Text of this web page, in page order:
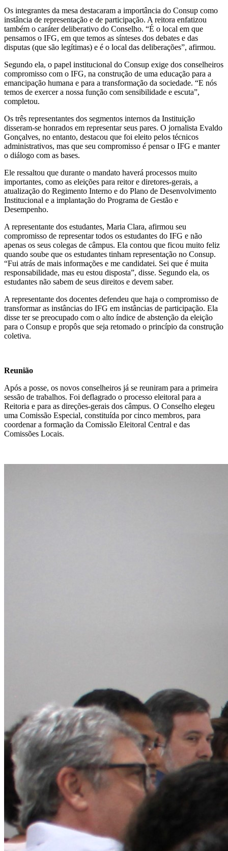
Os integrantes da mesa destacaram a importância do Consup como
instância de representação e de participação. A reitora enfatizou
também o caráter deliberativo do Conselho. “É o local em que
pensamos o IFG, em que temos as sínteses dos debates e das
disputas (que são legítimas) e é o local das deliberações”, afirmou.
Segundo ela, o papel institucional do Consup exige dos conselheiros
compromisso com o IFG, na construção de uma educação para a
emancipação humana e para a transformação da sociedade. “E nós
temos de exercer a nossa função com sensibilidade e escuta”,
completou.
Os três representantes dos segmentos internos da Instituição
disseram-se honrados em representar seus pares. O jornalista Evaldo
Gonçalves, no entanto, destacou que foi eleito pelos técnicos
administrativos, mas que seu compromisso é pensar o IFG e manter
o diálogo com as bases.
Ele ressaltou que durante o mandato haverá processos muito
importantes, como as eleições para reitor e diretores-gerais, a
atualização do Regimento Interno e do Plano de Desenvolvimento
Institucional e a implantação do Programa de Gestão e
Desempenho.
A representante dos estudantes, Maria Clara, afirmou seu
compromisso de representar todos os estudantes do IFG e não
apenas os seus colegas de câmpus. Ela contou que ficou muito feliz
quando soube que os estudantes tinham representação no Consup.
“Fui atrás de mais informações e me candidatei. Sei que é muita
responsabilidade, mas eu estou disposta”, disse. Segundo ela, os
estudantes não sabem de seus direitos e devem saber.
A representante dos docentes defendeu que haja o compromisso de
transformar as instâncias do IFG em instâncias de participação. Ela
disse ter se preocupado com o alto índice de abstenção da eleição
para o Consup e propôs que seja retomado o princípio da construção
coletiva.
Reunião
Após a posse, os novos conselheiros já se reuniram para a primeira
sessão de trabalhos. Foi deflagrado o processo eleitoral para a
Reitoria e para as direções-gerais dos câmpus. O Conselho elegeu
uma Comissão Especial, constituída por cinco membros, para
coordenar a formação da Comissão Eleitoral Central e das
Comissões Locais.